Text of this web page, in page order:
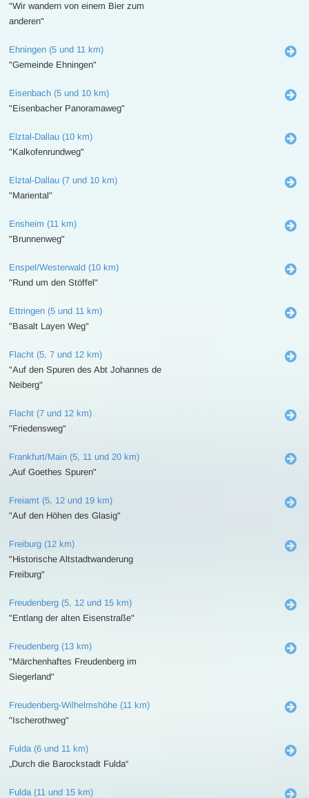
"Wir wandern von einem Bier zum
anderen"
Ehningen (5 und 11 km)
"Gemeinde Ehningen"
Eisenbach (5 und 10 km)
"Eisenbacher Panoramaweg"
Elztal-Dallau (10 km)
"Kalkofenrundweg"
Elztal-Dallau (7 und 10 km)
"Mariental"
Ensheim (11 km)
"Brunnenweg"
Enspel/Westerwald (10 km)
"Rund um den Stöffel"
Ettringen (5 und 11 km)
"Basalt Layen Weg"
Flacht (5, 7 und 12 km)
"Auf den Spuren des Abt Johannes de
Neiberg"
Flacht (7 und 12 km)
"Friedensweg"
Frankfurt/Main (5, 11 und 20 km)
„Auf Goethes Spuren"
Freiamt (5, 12 und 19 km)
"Auf den Höhen des Glasig"
Freiburg (12 km)
"Historische Altstadtwanderung
Freiburg"
Freudenberg (5, 12 und 15 km)
"Entlang der alten Eisenstraße"
Freudenberg (13 km)
"Märchenhaftes Freudenberg im
Siegerland"
Freudenberg-Wilhelmshöhe (11 km)
"Ischerothweg"
Fulda (6 und 11 km)
„Durch die Barockstadt Fulda“
Fulda (11 und 15 km)